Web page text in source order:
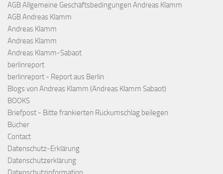
AGB Allgemeine Geschäftsbedingungen Andreas Klamm
AGB Andreas Klamm
Andreas Klamm
Andreas Klamm
Andreas Klamm-Sabaot
berlinreport
berlinreport - Report aus Berlin
Blogs von Andreas Klamm (Andreas Klamm Sabaot)
BOOKS
Briefpost - Bitte frankierten Rückumschlag beilegen
Bücher
Contact
Datenschutz-Erklärung
Datenschutzerklärung